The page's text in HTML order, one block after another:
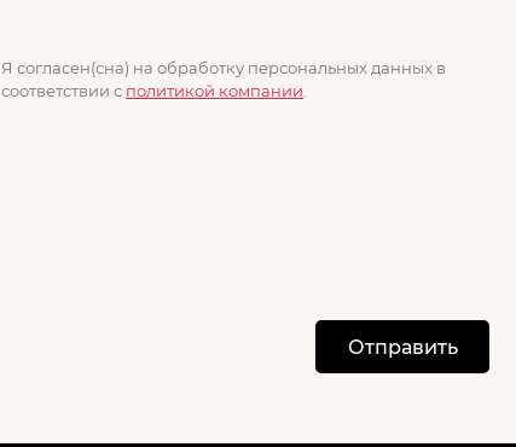
Я согласен(сна) на обработку персональных данных в
соответствии с политикой компании.
Отправить